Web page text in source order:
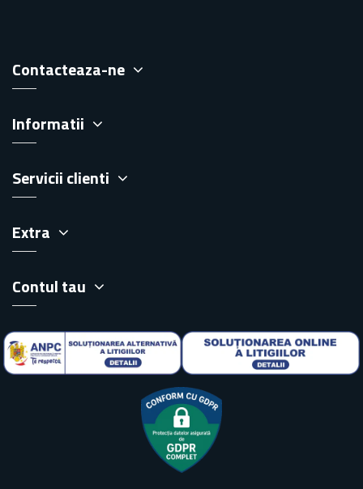
Contacteaza-ne
Informatii
Servicii clienti
Extra
Contul tau